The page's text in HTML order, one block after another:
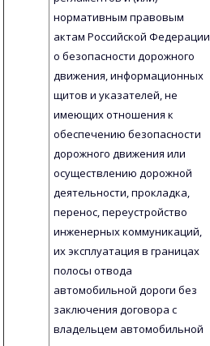
нормативным правовым
актам Российской Федерации
о безопасности дорожного
движения, информационных
щитов и указателей, не
имеющих отношения к
обеспечению безопасности
дорожного движения или
осуществлению дорожной
деятельности, прокладка,
перенос, переустройство
инженерных коммуникаций,
их эксплуатация в границах
полосы отвода
автомобильной дороги без
заключения договора с
владельцем автомобильной